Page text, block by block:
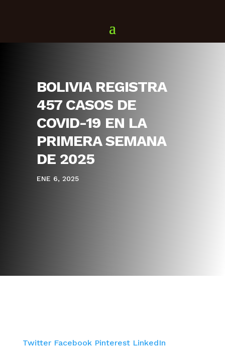
BOLIVIA REGISTRA
457 CASOS DE
COVID-19 EN LA
PRIMERA SEMANA
DE 2025
ENE 6, 2025
Twitter Facebook Pinterest LinkedIn